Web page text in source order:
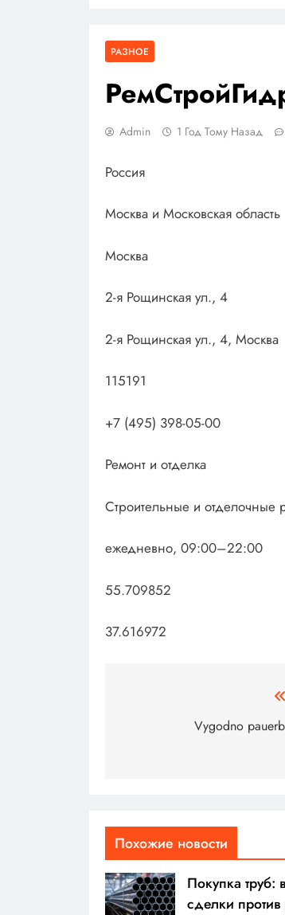
РАЗНОЕ
Admin 1 Год Тому Назад
Россия
Москва и Московская область
Москва
2-я Рощинская ул., 4
2-я Рощинская ул., 4, Москва
115191
+7 (495) 398-05-00
Ремонт и отделка
Строительные и отделочные
ежедневно, 09:00–22:00
55.709852
37.616972
Vygodno
Похожие новости
Покупка труб:
сделки